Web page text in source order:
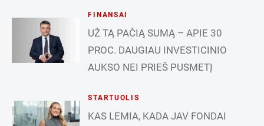
FINANSAI
UŽ TĄ PAČIĄ SUMĄ – APIE 30
PROC. DAUGIAU INVESTICINIO
AUKSO NEI PRIEŠ PUSMETĮ
STARTUOLIS
KAS LEMIA, KADA JAV FONDAI